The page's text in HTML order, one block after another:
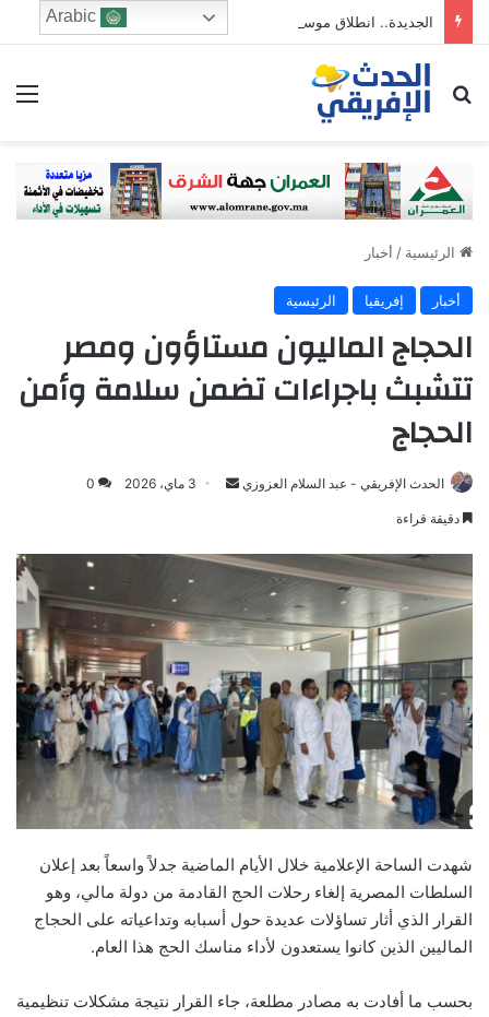
الجديدة.. انطلاق موسم مولاي عبد الله أمغار في أجواء روحانية وتراثية تعكس أصالة دكالة
ابحث عن
الرئيسية / أخبار
أخبار إفريقيا الرئيسية
الحجاج الماليون مستاؤون ومصر
تتشبث باجراءات تضمن سلامة وأمن
الحجاج
الحدث الإفريقي - عبد السلام العزوزي
Send 3 ماي، 2026 0
دقيقة قراءة
شهدت الساحة الإعلامية خلال الأيام الماضية جدلاً واسعاً بعد إعلان
السلطات المصرية إلغاء رحلات الحج القادمة من دولة مالي، وهو
القرار الذي أثار تساؤلات عديدة حول أسبابه وتداعياته على الحجاج
الماليين الذين كانوا يستعدون لأداء مناسك الحج هذا العام.
بحسب ما أفادت به مصادر مطلعة، جاء القرار نتيجة مشكلات تنظيمية
Arabic